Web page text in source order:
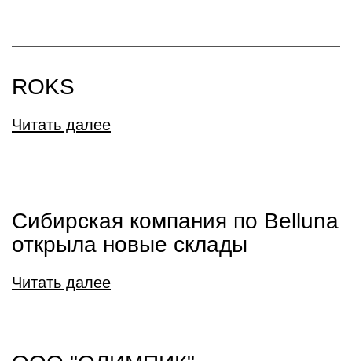
ROKS
Читать далее
Сибирская компания по Belluna
открыла новые склады
Читать далее